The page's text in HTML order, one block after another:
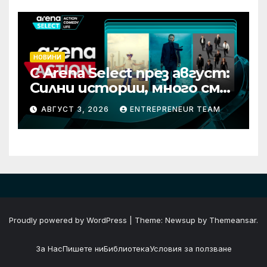
НОВИНИ
С Arena Select през август:
Силни истории, много смях
и срещи с необикновени
герои
АВГУСТ 3, 2026 ENTREPRENEUR TEAM
Proudly powered by WordPress Theme: Newsup by Themeansar.
За НасПишете ниБиблиотекаУсловия за ползване